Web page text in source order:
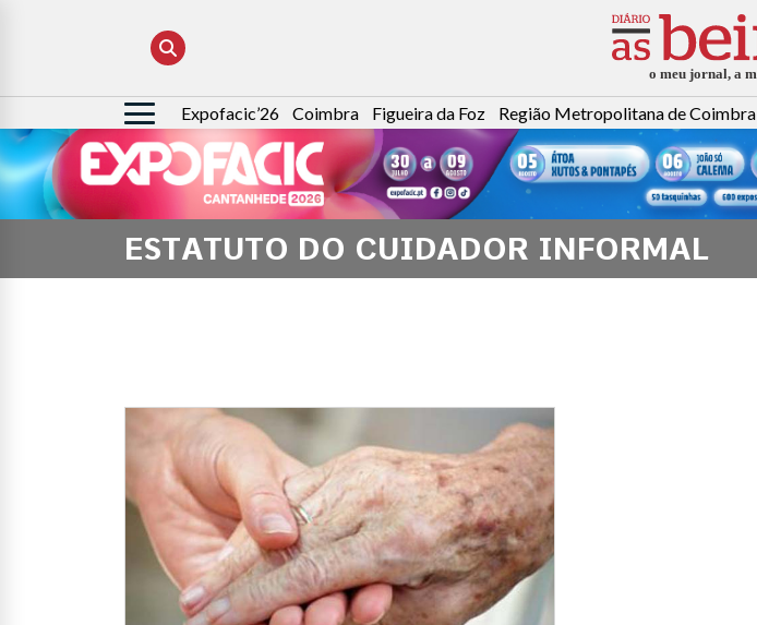
Pesquisar
por:
Expofacic’26 Coimbra Figueira da Foz Região Metropolitana de Coimbra
ESTATUTO DO CUIDADOR INFORMAL